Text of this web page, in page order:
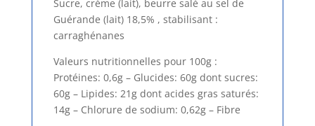
Sucre, crème (lait), beurre salé au sel de
Guérande (lait) 18,5% , stabilisant :
carraghénanes
Valeurs nutritionnelles pour 100g :
Protéines: 0,6g – Glucides: 60g dont sucres:
60g – Lipides: 21g dont acides gras saturés:
14g – Chlorure de sodium: 0,62g – Fibre